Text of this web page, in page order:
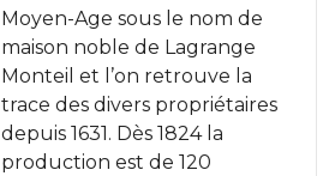
Moyen-Age sous le nom de
maison noble de Lagrange
Monteil et l’on retrouve la
trace des divers propriétaires
depuis 1631. Dès 1824 la
production est de 120